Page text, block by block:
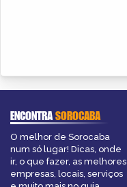
ENCONTRASOROCABA
O melhor de Sorocaba
num só lugar! Dicas, onde
ir, o que fazer, as melhores
empresas, locais, serviços